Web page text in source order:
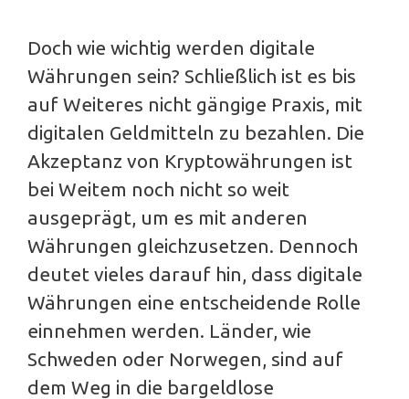
Doch wie wichtig werden digitale
Währungen sein? Schließlich ist es bis
auf Weiteres nicht gängige Praxis, mit
digitalen Geldmitteln zu bezahlen. Die
Akzeptanz von Kryptowährungen ist
bei Weitem noch nicht so weit
ausgeprägt, um es mit anderen
Währungen gleichzusetzen. Dennoch
deutet vieles darauf hin, dass digitale
Währungen eine entscheidende Rolle
einnehmen werden. Länder, wie
Schweden oder Norwegen, sind auf
dem Weg in die bargeldlose